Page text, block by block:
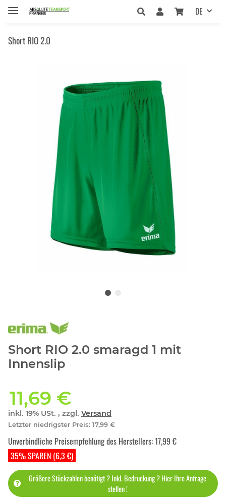
DE
Short RIO 2.0
Short RIO 2.0 smaragd 1 mit
Innenslip
11,69 €
inkl. 19% USt. , zzgl. Versand
Letzter niedrigster Preis: 17,99 €
35% SPAREN (6,3 €)
Unverbindliche Preisempfehlung des Herstellers:17,99 €
Größere Stückzahlen benötigt ? Inkl. Bedruckung ? Hier Ihre Anfrage
stellen !